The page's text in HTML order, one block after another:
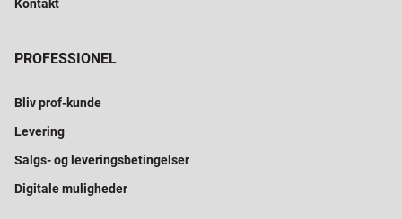
Kontakt
PROFESSIONEL
Bliv prof-kunde
Levering
Salgs- og leveringsbetingelser
Digitale muligheder